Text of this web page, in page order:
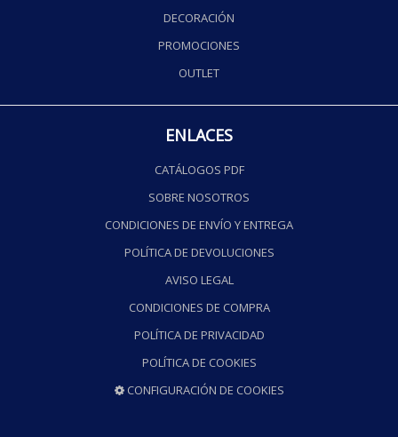
DECORACIÓN
PROMOCIONES
OUTLET
ENLACES
CATÁLOGOS PDF
SOBRE NOSOTROS
CONDICIONES DE ENVÍO Y ENTREGA
POLÍTICA DE DEVOLUCIONES
AVISO LEGAL
CONDICIONES DE COMPRA
POLÍTICA DE PRIVACIDAD
POLÍTICA DE COOKIES
CONFIGURACIÓN DE COOKIES